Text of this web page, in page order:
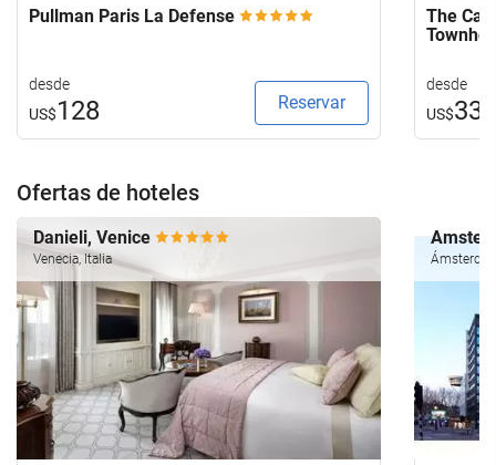
Pullman Paris La Defense
desde
US$128 Reservar
The
desde
US$332
Ofertas de hoteles
Danieli, Venice
Venecia, Italia